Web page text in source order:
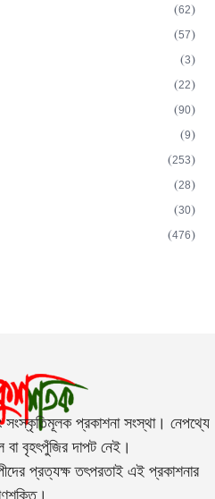
62
57
3
22
90
9
253
28
30
476
প্রকাশনা সংস্থা। নেপথ্যে
বৃহৎপুঁজির দাপট নেই।
প্রত্যক্ষ তৎপরতাই এই প্রকাশনার